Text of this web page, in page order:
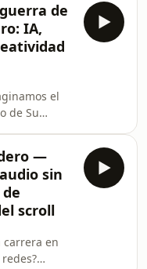
episodio
Málaga,
con el
Roger
Kiko
en El
sobre
de
IA,
el
de Su
fabrican
las
para
de
más de
entre
—
sin
scroll
carrera en